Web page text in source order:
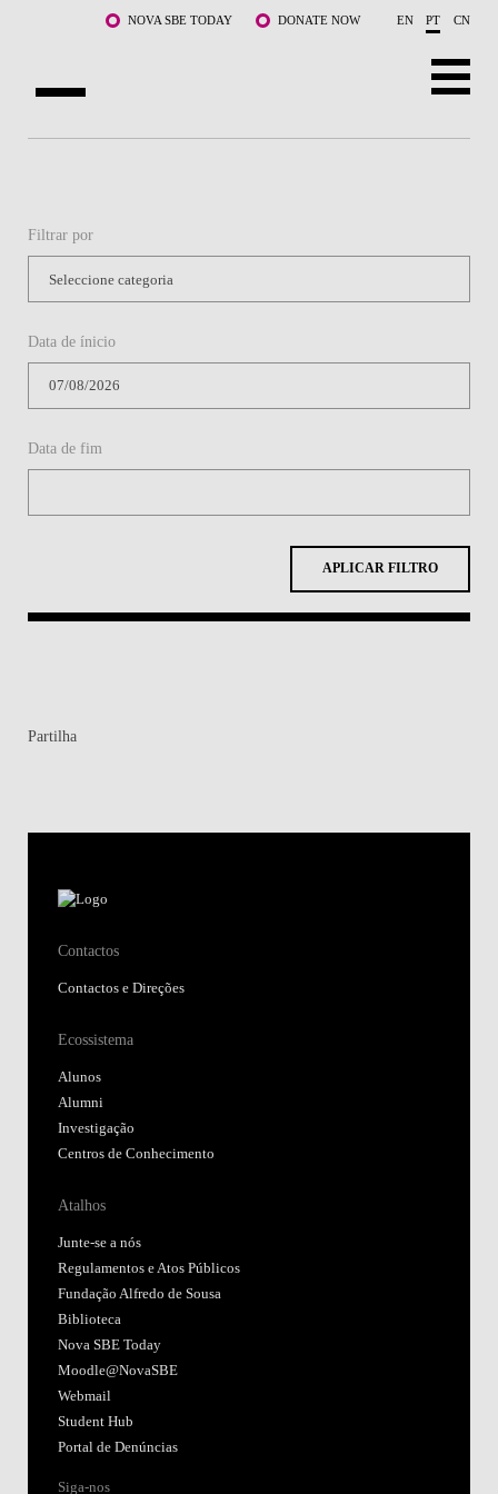
Saltar para o conteúdo principalNOVA SBE TODAY DONATE NOW EN PT CN
DOCENTES E INVESTIGAÇÃO
COMUNIDADE
WHAT'S HAPPENING
Filtrar por
Data de ínicio
Data de fim
APLICAR FILTRO
Partilha
Contactos
Contactos e Direções
Ecossistema
Alunos
Alumni
Investigação
Centros de Conhecimento
Atalhos
Junte-se a nós
Regulamentos e Atos Públicos
Fundação Alfredo de Sousa
Biblioteca
Nova SBE Today
Moodle@NovaSBE
Webmail
Student Hub
Portal de Denúncias
Siga-nos